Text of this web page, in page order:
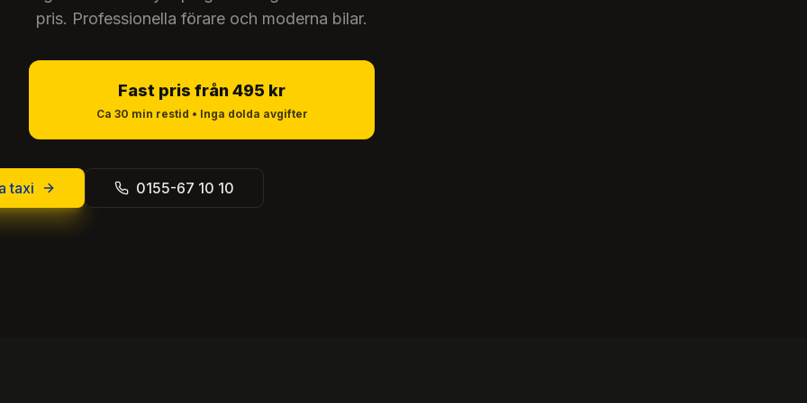
pris. Professionella förare och moderna bilar.
Fast pris från 495 kr
Ca 30 min restid • Inga dolda avgifter
taxi 0155-67 10 10